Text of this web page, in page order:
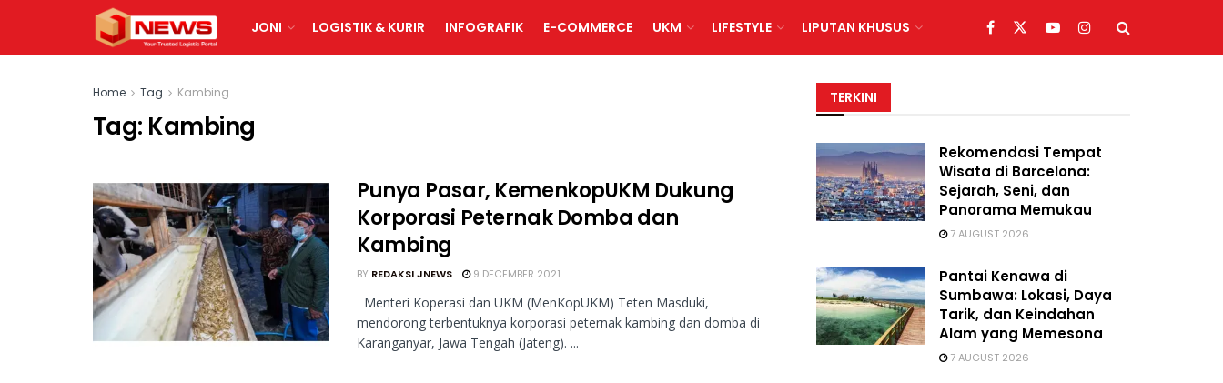
JONI LOGISTIK & KURIR INFOGRAFIK E-COMMERCE UKM LIFESTYLE LIPUTAN KHUSUS
Home Tag Kambing
Tag: Kambing
Punya Pasar, KemenkopUKM Dukung
Korporasi Peternak Domba dan
Kambing
BY REDAKSI JNEWS 9 DECEMBER 2021
Menteri Koperasi dan UKM (MenKopUKM) Teten Masduki,
mendorong terbentuknya korporasi peternak kambing dan domba di
Karanganyar, Jawa Tengah (Jateng). ...
TERKINI
Rekomendasi Tempat
Wisata di Barcelona:
Sejarah, Seni, dan
Panorama Memukau
7 AUGUST 2026
Pantai Kenawa di
Sumbawa: Lokasi, Daya
Tarik, dan Keindahan
Alam yang Memesona
7 AUGUST 2026